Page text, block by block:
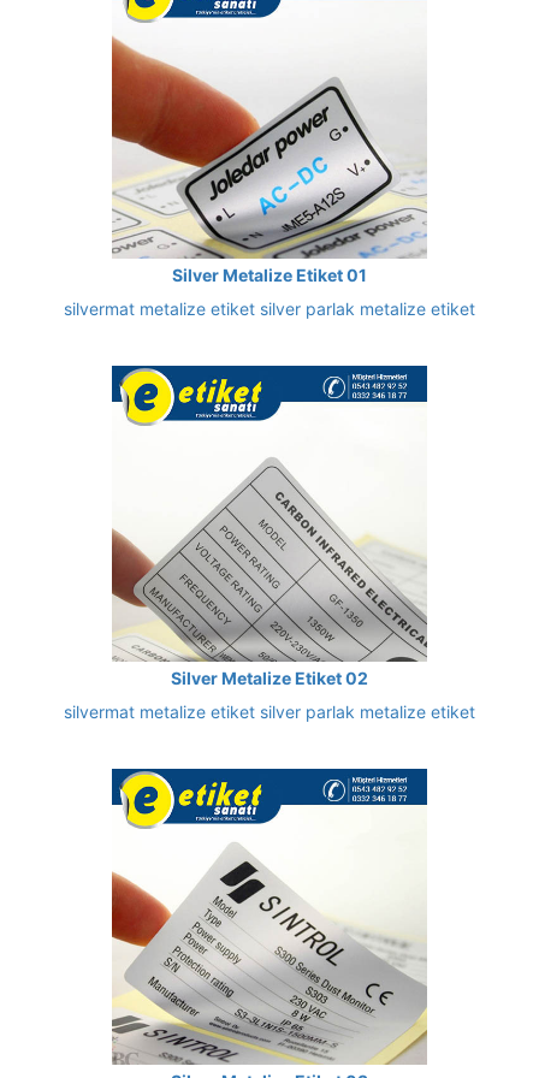
Silver Metalize Etiket 01
silvermat metalize etiket silver parlak metalize etiket
Silver Metalize Etiket 02
silvermat metalize etiket silver parlak metalize etiket